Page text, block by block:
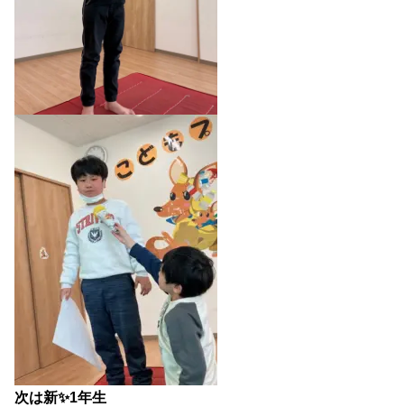
次は新✨1年生